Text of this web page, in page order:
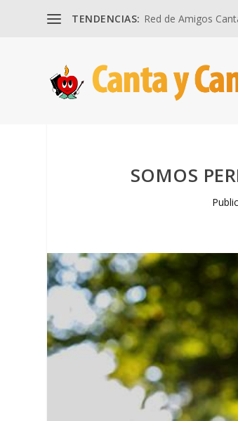
TENDENCIAS: Red de Amigos
SOMOS